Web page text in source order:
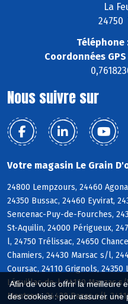
Afin de vous offrir la meilleure
des cookies : pour assurer
La
24750
Téléphone
Coordonnées GPS
Nous suivre sur
Votre magasin Le Grain
24800 Lempzours, 24460
24350 Bussac, 24460 Eyvirat,
Sencenac-Puy-de-Fourches,
St-Aquilin, 24000 Périgueux,
l, 24750 Trélissac, 24650
Chamiers, 24430 Marsac s/l,
Coursac, 24110 Grignols,
Léguillac-de-l, 24110 Manzac
Montrem, 24430 Razac s/l,